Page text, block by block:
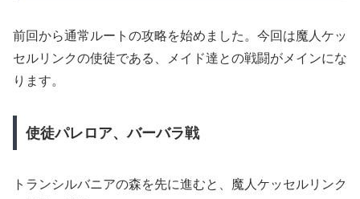
前回から通常ルートの攻略を始めました。今回は魔人ケッ
セルリンクの使徒である、メイド達との戦闘がメインにな
ります。
使徒パレロア、バーバラ戦
トランシルバニアの森を先に進むと、魔人ケッセルリンク